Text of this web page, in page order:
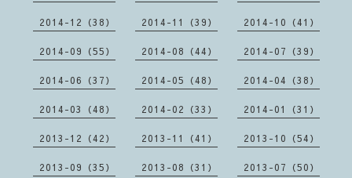
2014-12（38） 2014-11（39） 2014-10（41）
2014-09（55） 2014-08（44） 2014-07（39）
2014-06（37） 2014-05（48） 2014-04（38）
2014-03（48） 2014-02（33） 2014-01（31）
2013-12（42） 2013-11（41） 2013-10（54）
2013-09（35） 2013-08（31） 2013-07（50）